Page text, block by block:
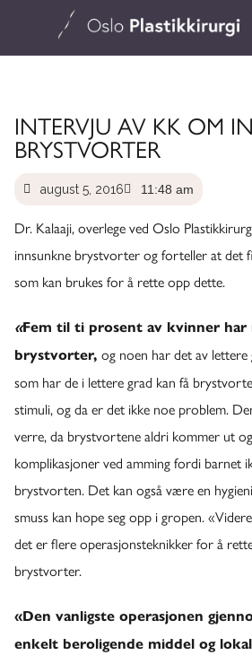
INTERVJU AV KK OM
BRYSTVORTER
august 5, 2016 11:48 am
Dr. Kalaaji, overlege ved Oslo
innsunkne brystvorter og forteller at det
som kan brukes for å rette opp dette.
«Fem til ti prosent av kvinner har
brystvorter, og noen har det av
som har de i lettere grad kan få
stimuli, og da er det ikke noe problem.
verre, da brystvortene aldri kommer ut
komplikasjoner ved amming fordi barnet
brystvorten. Det kan også være en
smuss kan hope seg opp i gropen.
det er flere operasjonsteknikker for å
brystvorter.
«Den vanligste operasjonen
enkelt beroligende middel og